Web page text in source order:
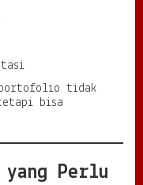
portofolio tidak
bisa
Perlu